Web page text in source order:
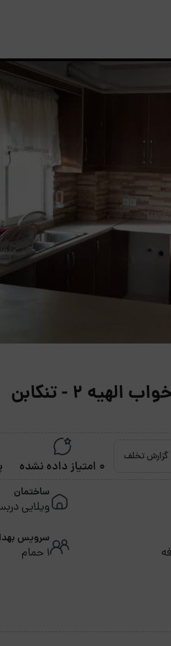
2 - تنکابن
گزارش تخلف
0 امتیاز داده نشده
ساختمان
ویلایی دربست . 85 متر
سرویس
1 حمام